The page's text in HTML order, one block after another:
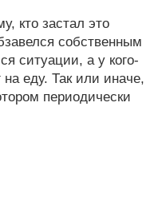
кто застал это
собственным
ситуации, а у кого-
еду. Так или иначе,
периодически